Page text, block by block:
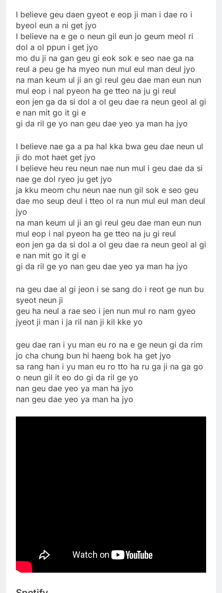
I believe geu daen gyeot e eop ji man i dae ro i
byeol eun a ni get jyo
I believe na e ge o neun gil eun jo geum meol ri
dol a ol ppun i get jyo
mo du ji na gan geu gi eok sok e seo nae ga na
reul a peu ge ha myeo nun mul eul man deul jyo
na man keum ul ji an gi reul geu dae man eun nun
mul eop i nal pyeon ha ge tteo na ju gi reul
eon jen ga da si dol a ol geu dae ra neun geol al gi
e nan mit go it gi e
gi da ril ge yo nan geu dae yeo ya man ha jyo
I believe nae ga a pa hal kka bwa geu dae neun ul
ji do mot haet get jyo
I believe heu reu neun nae nun mul i geu dae da si
nae ge dol ryeo ju get jyo
ja kku meom chu neun nae nun gil sok e seo geu
dae mo seup deul i tteo ol ra nun mul eul man deul
jyo
na man keum ul ji an gi reul geu dae man eun nun
mul eop i nal pyeon ha ge tteo na ju gi reul
eon jen ga da si dol a ol geu dae ra neun geol al gi
e nan mit go it gi e
gi da ril ge yo nan geu dae yeo ya man ha jyo
na geu dae al gi jeon i se sang do i reot ge nun bu
syeot neun ji
geu ha neul a rae seo i jen nun mul ro nam gyeo
jyeot ji man i ja ril nan ji kil kke yo
geu dae ran i yu man eu ro na e ge neun gi da rim
jo cha chung bun hi haeng bok ha get jyo
sa rang han i yu man eu ro tto ha ru ga ji na ga go
o neun gil it eo do gi da ril ge yo
nan geu dae yeo ya man ha jyo
nan geu dae yeo ya man ha jyo